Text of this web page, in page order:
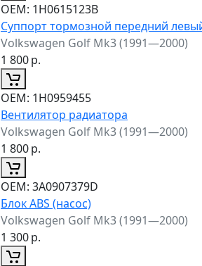
ОЕМ: 1H0615123B
Суппорт тормозной передний
Volkswagen Golf Mk3 (1991—2000)
1 800р.
ОЕМ: 1H0959455
Вентилятор радиатора
Volkswagen Golf Mk3 (1991—2000)
1 800р.
ОЕМ: 3A0907379D
Блок ABS (насос)
Volkswagen Golf Mk3 (1991—2000)
1 300р.